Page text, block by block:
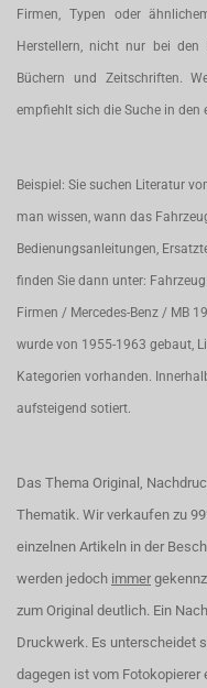
Firmen, Typen oder
Herstellern, nicht nur bei den
Büchern und Zeitschriften.
empfiehlt sich die Suche in den
Beispiel: Sie suchen Literatur
man wissen, wann das
Bedienungsanleitungen,
finden Sie dann unter:
Firmen / Mercedes-Benz / MB
wurde von 1955-1963 gebaut,
Kategorien vorhanden.
aufsteigend sotiert.
Das Thema Original,
Thematik. Wir verkaufen zu
einzelnen Artikeln in der
werden jedoch immer
zum Original deutlich. Ein
Druckwerk. Es unterscheidet
dagegen ist vom